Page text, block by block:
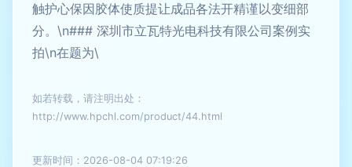
触护心保因胶体使质提让成品各法开精谨以变细部
分。\n### 深圳市立瓦特光电科技有限公司案例实
拍\n在题为\
如若转载，请注明出处：
http://www.hpchl.com/product/44.html
更新时间：2026-08-04 07:19:26